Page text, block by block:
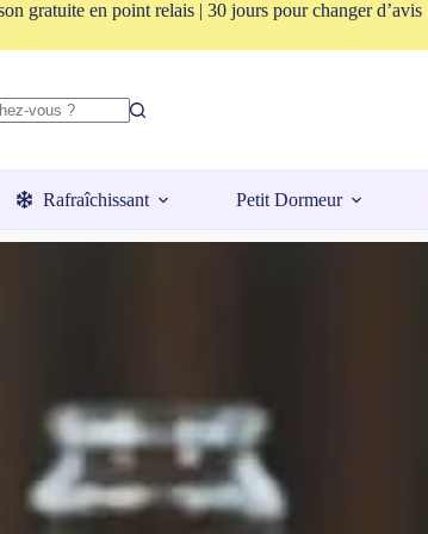
gratuite en point relais | 30 jours pour changer d’avis
Rafraîchissant Petit Dormeur